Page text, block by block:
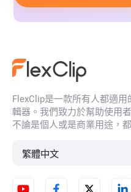
FlexClip是一款所有人都適
輯器。我們致力於幫助使用
不論是個人或是商業用途，
繁體中文